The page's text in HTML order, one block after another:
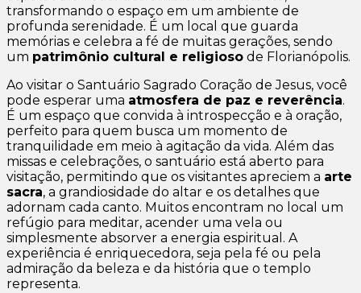
transformando o espaço em um ambiente de
profunda serenidade. É um local que guarda
memórias e celebra a fé de muitas gerações, sendo
um patrimônio cultural e religioso de Florianópolis.
Ao visitar o Santuário Sagrado Coração de Jesus, você
pode esperar uma atmosfera de paz e reverência.
É um espaço que convida à introspecção e à oração,
perfeito para quem busca um momento de
tranquilidade em meio à agitação da vida. Além das
missas e celebrações, o santuário está aberto para
visitação, permitindo que os visitantes apreciem a arte
sacra, a grandiosidade do altar e os detalhes que
adornam cada canto. Muitos encontram no local um
refúgio para meditar, acender uma vela ou
simplesmente absorver a energia espiritual. A
experiência é enriquecedora, seja pela fé ou pela
admiração da beleza e da história que o templo
representa.